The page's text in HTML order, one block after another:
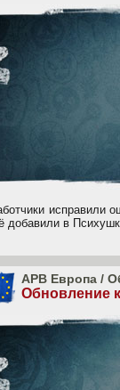
исправили
добавили в
APB Европа /
Обновление